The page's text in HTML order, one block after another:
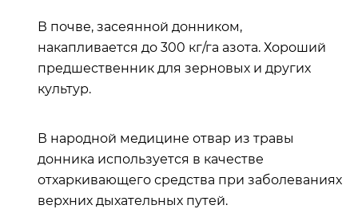
В почве, засеянной донником,
накапливается до 300 кг/га азота. Хороший
предшественник для зерновых и других
культур.
В народной медицине отвар из травы
донника используется в качестве
отхаркивающего средства при заболеваниях
верхних дыхательных путей.